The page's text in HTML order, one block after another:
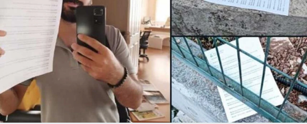
Forum
Gerçeğin İzinde
Gün Başlıyor